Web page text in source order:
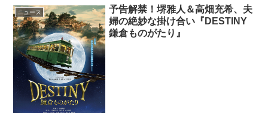
ニュース
予告解禁！堺雅人＆高畑充希、夫
婦の絶妙な掛け合い『DESTINY
鎌倉ものがたり』